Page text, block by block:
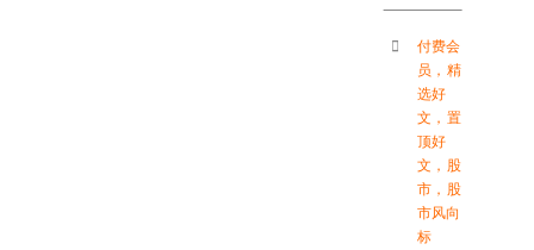
付费会
员 ， 精
选好
文 ， 置
顶好
文 ， 股
市 ， 股
市风向
标